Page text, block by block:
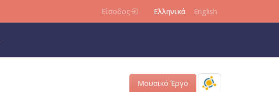
Είσοδος Ελληνικά English
Μουσικό Έργο